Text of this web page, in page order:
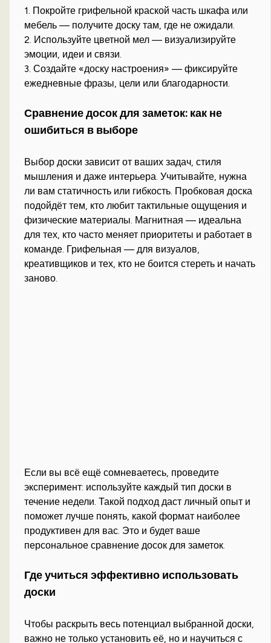
1. Покройте грифельной краской часть шкафа или
мебель — получите доску там, где не ожидали.
2. Используйте цветной мел — визуализируйте
эмоции, идеи и связи.
3. Создайте «доску настроения» — фиксируйте
ежедневные фразы, цели или благодарности.
Сравнение досок для заметок: как не
ошибиться в выборе
Выбор доски зависит от ваших задач, стиля
мышления и даже интерьера. Учитывайте, нужна
ли вам статичность или гибкость. Пробковая доска
подойдёт тем, кто любит тактильные ощущения и
физические материалы. Магнитная — идеальна
для тех, кто часто меняет приоритеты и работает в
команде. Грифельная — для визуалов,
креативщиков и тех, кто не боится стереть и начать
заново.
Если вы всё ещё сомневаетесь, проведите
эксперимент: используйте каждый тип доски в
течение недели. Такой подход даст личный опыт и
поможет лучше понять, какой формат наиболее
продуктивен для вас. Это и будет ваше
персональное сравнение досок для заметок.
Где учиться эффективно использовать
доски
Чтобы раскрыть весь потенциал выбранной доски,
важно не только установить её, но и научиться с